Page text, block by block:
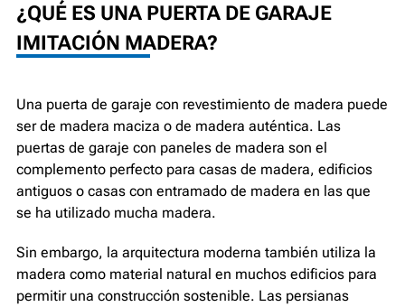
¿QUÉ ES UNA PUERTA DE GARAJE
IMITACIÓN MADERA?
Una puerta de garaje con revestimiento de madera puede
ser de madera maciza o de madera auténtica. Las
puertas de garaje con paneles de madera son el
complemento perfecto para casas de madera, edificios
antiguos o casas con entramado de madera en las que
se ha utilizado mucha madera.
Sin embargo, la arquitectura moderna también utiliza la
madera como material natural en muchos edificios para
permitir una construcción sostenible. Las persianas